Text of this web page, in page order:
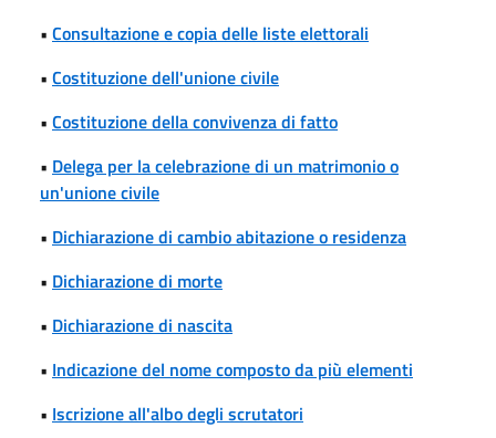
• Consultazione e copia delle liste elettorali
• Costituzione dell'unione civile
• Costituzione della convivenza di fatto
• Delega per la celebrazione di un matrimonio o
un'unione civile
• Dichiarazione di cambio abitazione o residenza
• Dichiarazione di morte
• Dichiarazione di nascita
• Indicazione del nome composto da più elementi
• Iscrizione all'albo degli scrutatori